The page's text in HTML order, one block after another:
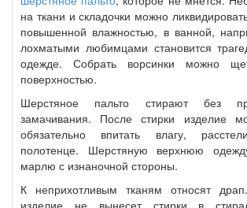
на ткани и складочки можно
повышенной влажностью, в ванной,
лохматыми любимцами становится
одежде. Собрать ворсинки можно
поверхностью.
Шерстяное пальто стирают без
замачивания. После стирки изделие
обязательно впитать влагу,
полотенце. Шерстяную верхнюю
марлю с изнаночной стороны.
К неприхотливым тканям относят
изделие не вынесет стирки в